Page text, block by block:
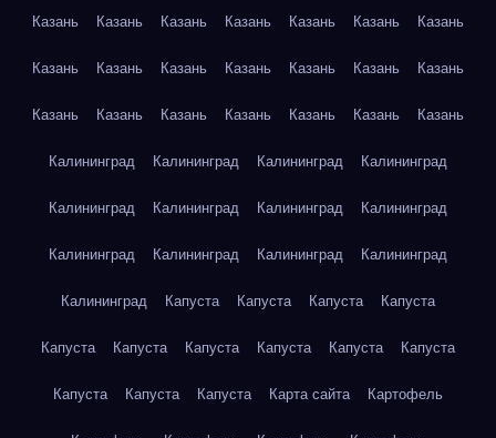
Казань Казань Казань Казань Казань Казань Казань
Казань Казань Казань Казань Казань Казань Казань
Казань Казань Казань Казань Казань Казань Казань
Калининград Калининград Калининград Калининград
Калининград Калининград Калининград Калининград
Калининград Калининград Калининград Калининград
Калининград Капуста Капуста Капуста Капуста
Капуста Капуста Капуста Капуста Капуста Капуста
Капуста Капуста Капуста Карта сайта Картофель